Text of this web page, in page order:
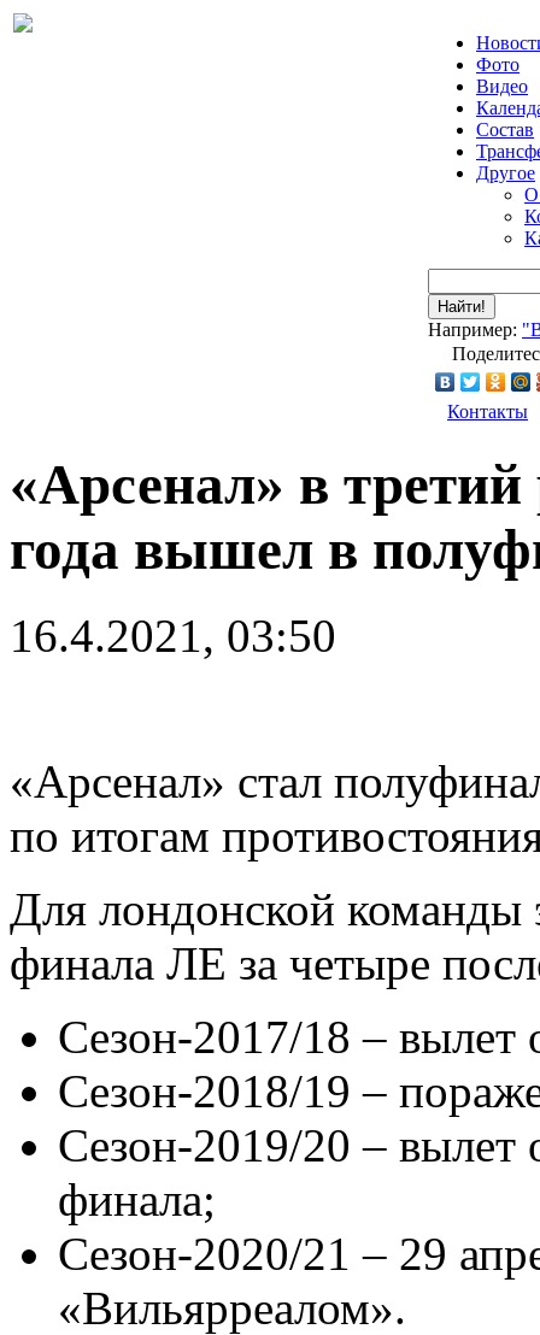
Фото
Видео
Состав
Другое
О
Найти!
Например:
Контакты
«Арсенал» в третий
года вышел в
16.4.2021, 03:50
«Арсенал» стал
по итогам
Для лондонской команды
финала ЛЕ за четыре
Сезон-2017/18 – вылет
Сезон-2018/19 –
Сезон-2019/20 – вылет
финала;
Сезон-2020/21 – 29
«Вильярреалом».